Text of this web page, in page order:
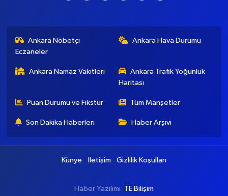
Ankara Nöbetçi
Eczaneler
Ankara Hava Durumu
Ankara Namaz Vakitleri
Ankara Trafik Yoğunluk
Haritası
Puan Durumu ve Fikstür Tüm Manşetler
Son Dakika Haberleri Haber Arşivi
Künye İletişim Gizlilik Koşulları
Haber Yazılımı: TE Bilişim